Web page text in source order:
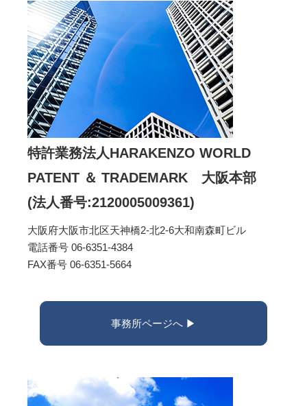
特許業務法人HARAKENZO WORLD
PATENT ＆ TRADEMARK 大阪本部
(法人番号:2120005009361)
大阪府大阪市北区天神橋2-北2-6大和南森町ビル
電話番号 06-6351-4384
FAX番号 06-6351-5664
事務所ページへ ▶︎